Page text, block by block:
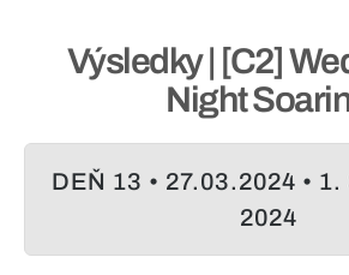
Výsledky | [C2]
Night
DEŇ 13 • 27.03.2024 •
2024